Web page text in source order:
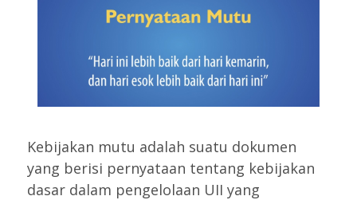
Kebijakan mutu adalah suatu dokumen
yang berisi pernyataan tentang kebijakan
dasar dalam pengelolaan UII yang